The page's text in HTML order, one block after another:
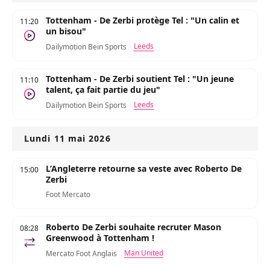
11:20
Tottenham - De Zerbi protège Tel : "Un calin et
un bisou"
Dailymotion Bein Sports Leeds
11:10
Tottenham - De Zerbi soutient Tel : "Un jeune
talent, ça fait partie du jeu"
Dailymotion Bein Sports Leeds
Lundi 11 mai 2026
15:00
L’Angleterre retourne sa veste avec Roberto De
Zerbi
Foot Mercato
08:28
Roberto De Zerbi souhaite recruter Mason
Greenwood à Tottenham !
Mercato Foot Anglais Man United